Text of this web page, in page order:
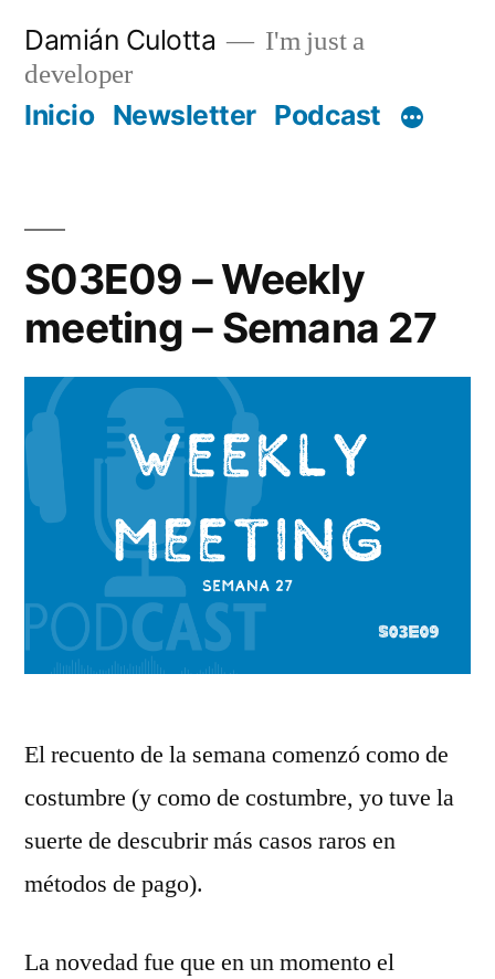
contenido
Damián Culotta
I'm just a
developer
Inicio Newsletter Podcast
S03E09 – Weekly
meeting – Semana 27
El recuento de la semana comenzó como de
costumbre (y como de costumbre, yo tuve la
suerte de descubrir más casos raros en
métodos de pago).
La novedad fue que en un momento el